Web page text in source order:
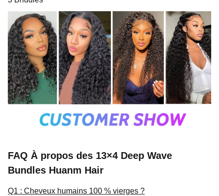
FAQ À propos des 13×4 Deep Wave
Bundles Huanm Hair
Q1 : Cheveux humains 100 % vierges ?